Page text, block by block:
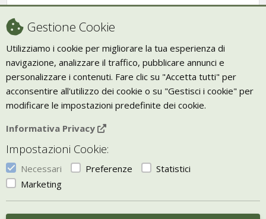
Trasporto
Giornale Bio
Bio Arredamento
Vivere Zen è un marchio di Uketis srls
p.iva IT06473130828
Gestisci i Cookie
Gestione Cookie
Utilizziamo i cookie per migliorare la tua esperienza di
navigazione, analizzare il traffico, pubblicare annunci e
personalizzare i contenuti. Fare clic su "Accetta tutti" per
acconsentire all'utilizzo dei cookie o su "Gestisci i cookie" per
modificare le impostazioni predefinite dei cookie.
Informativa Privacy
Impostazioni Cookie:
Necessari Preferenze
Statistici
Marketing